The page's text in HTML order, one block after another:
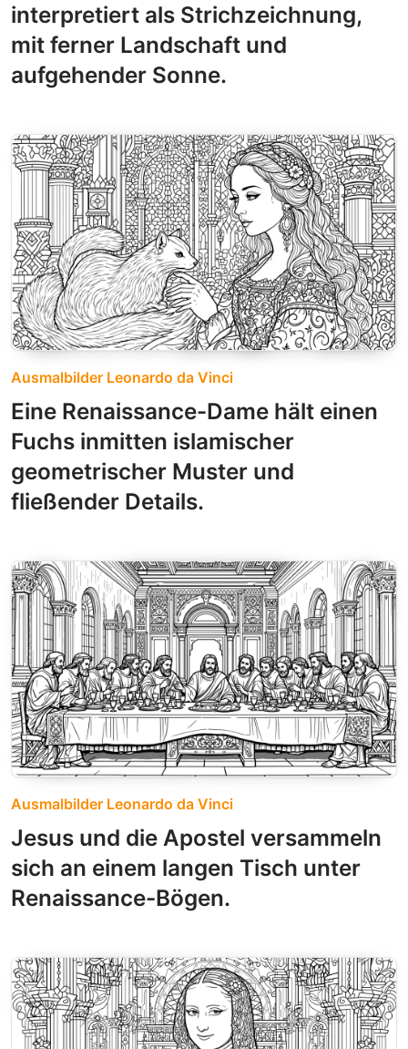
interpretiert als Strichzeichnung,
mit ferner Landschaft und
aufgehender Sonne.
Ausmalbilder Leonardo da Vinci
Eine Renaissance-Dame hält einen
Fuchs inmitten islamischer
geometrischer Muster und
fließender Details.
Ausmalbilder Leonardo da Vinci
Jesus und die Apostel versammeln
sich an einem langen Tisch unter
Renaissance-Bögen.